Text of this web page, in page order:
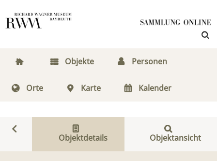
Objekte Personen
Orte Karte Kalender
Objektdetails Objektansicht